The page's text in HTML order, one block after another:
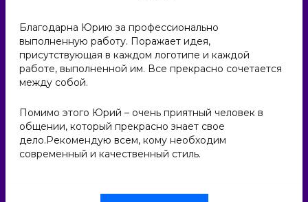
Благодарна Юрию за профессионально
выполненную работу. Поражает идея,
присутствующая в каждом логотипе и каждой
работе, выполненной им. Все прекрасно сочетается
между собой.
Помимо этого Юрий – очень приятный человек в
общении, который прекрасно знает свое
дело.Рекомендую всем, кому необходим
современный и качественный стиль.